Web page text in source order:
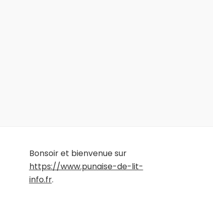
Bonsoir et bienvenue sur
https://www.punaise-de-lit-
info.fr.